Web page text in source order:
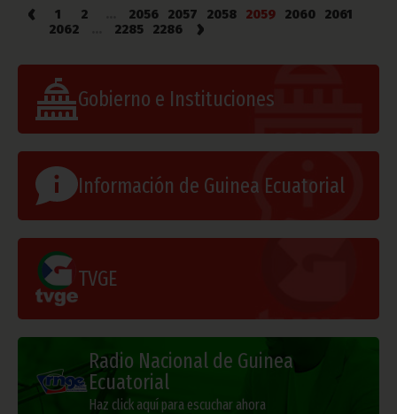
‹ 1 2 2056 2057 2058 2059 2060
2061
2062
2285 2286 ›
Gobierno e Instituciones
Información de Guinea Ecuatorial
TVGE
Radio Nacional de Guinea
Ecuatorial
Haz click aquí para escuchar ahora